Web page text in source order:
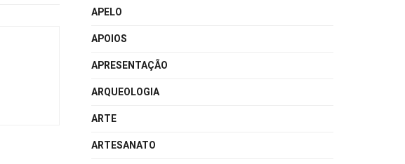
APELO
APOIOS
APRESENTAÇÃO
ARQUEOLOGIA
ARTE
ARTESANATO